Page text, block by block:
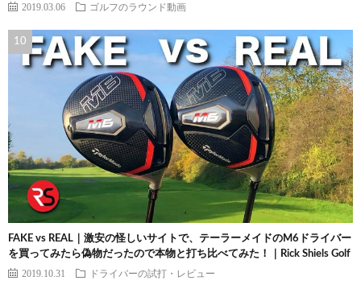
2019.03.06 ゴルフのラウンド動画
FAKE vs REAL｜激安の怪しいサイトで、テーラーメイドのM6ドライバー
を買ってみたら偽物だったので本物と打ち比べてみた！｜Rick Shiels Golf
2019.10.31 ドライバーの試打・レビュー